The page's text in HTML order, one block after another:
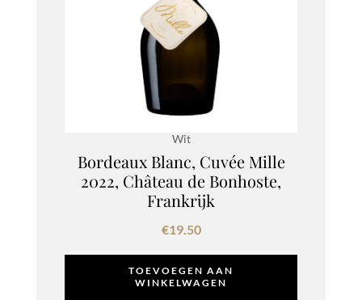
Wit
Bordeaux Blanc, Cuvée Mille
2022, Château de Bonhoste,
Frankrijk
€19.50
TOEVOEGEN AAN
WINKELWAGEN